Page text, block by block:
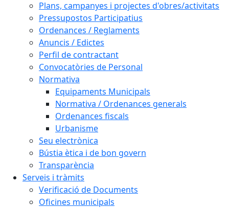
Plans, campanyes i projectes d'obres/activitats
Pressupostos Participatius
Ordenances / Reglaments
Anuncis / Edictes
Perfil de contractant
Convocatòries de Personal
Normativa
Equipaments Municipals
Normativa / Ordenances generals
Ordenances fiscals
Urbanisme
Seu electrònica
Bústia ètica i de bon govern
Transparència
Serveis i tràmits
Verificació de Documents
Oficines municipals